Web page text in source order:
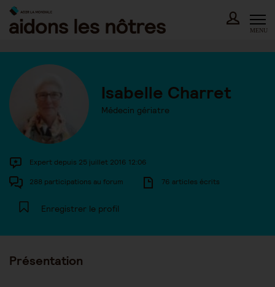
Skip
content
MENU
Isabelle Charret
Médecin gériatre
Expert depuis 25 juillet 2016 12:06
288 participations au forum 76 articles écrits
Enregistrer le profil
Présentation